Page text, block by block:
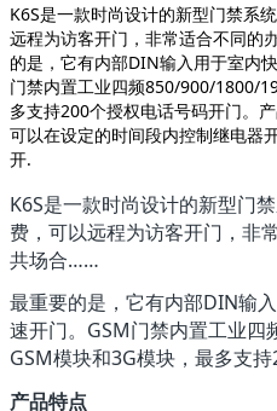
K6S是一款时尚设计的新型门禁系
远程为访客开门，非常适合不同
的是，它有内部DIN输入用于室内
门禁内置工业四频850/900/1800/
多支持200个授权电话号码开门。
可以在设定的时间段内控制继电器
开.
K6S是一款时尚设计的新型门
费，可以远程为访客开门，非
共场合……
最重要的是，它有内部DIN输
速开门。GSM门禁内置工业
GSM模块和3G模块，最多支持
产品特点